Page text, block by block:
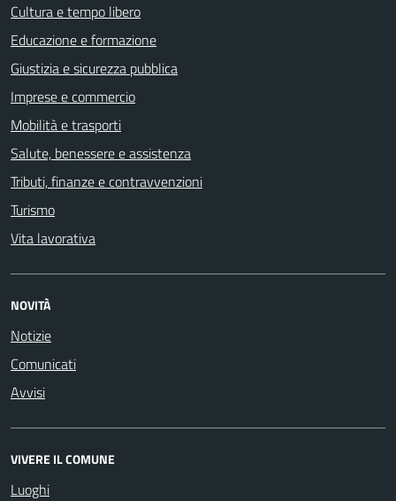
Cultura e tempo libero
Educazione e formazione
Giustizia e sicurezza pubblica
Imprese e commercio
Mobilità e trasporti
Salute, benessere e assistenza
Tributi, finanze e contravvenzioni
Turismo
Vita lavorativa
NOVITÀ
Notizie
Comunicati
Avvisi
VIVERE IL COMUNE
Luoghi